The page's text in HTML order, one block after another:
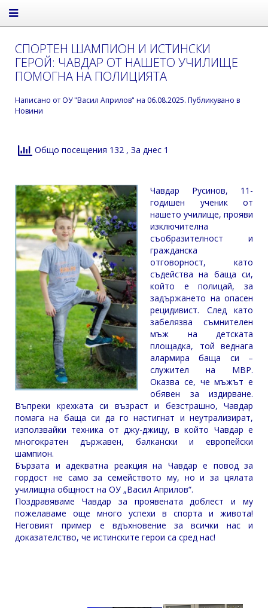
СПОРТЕН ШАМПИОН И ИСТИНСКИ
ГЕРОЙ: ЧАВДАР ОТ НАШЕТО УЧИЛИЩЕ
ПОМОГНА НА ПОЛИЦИЯТА
Написано от ОУ "Васил Априлов" на 06.08.2025. Публикувано в
Новини
Общо посещения 132 , За днес 1
Чавдар Русинов, 11-
годишен ученик от
нашето училище, прояви
изключителна
съобразителност и
гражданска
отговорност, като
съдейства на баща си,
който е полицай, за
задържането на опасен
рецидивист. След като
забелязва съмнителен
мъж на детската
площадка, той веднага
алармира баща си –
служител на МВР.
Оказва се, че мъжът е
обявен за издирване.
Въпреки крехката си възраст и безстрашно, Чавдар
помага на баща си да го настигнат и неутрализират,
използвайки техника от джу-джицу, в който Чавдар е
многократен държавен, балкански и европейски
шампион.
Бързата и адекватна реакция на Чавдар е повод за
гордост не само за семейството му, но и за цялата
училищна общност на ОУ „Васил Априлов“.
Поздравяваме Чавдар за проявената доблест и му
пожелаваме още много успехи в спорта и живота!
Неговият пример е вдъхновение за всички нас и
доказателство, че истинските герои са сред нас!